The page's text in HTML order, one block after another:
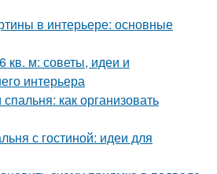
в интерьере: основные
кв. м: советы, идеи и
интерьера
как организовать
с гостиной: идеи для